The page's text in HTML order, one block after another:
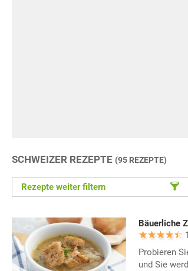
SCHWEIZER REZEPTE (95 REZEPTE)
Rezepte weiter filtern
Bäuerliche
Probieren
und Sie